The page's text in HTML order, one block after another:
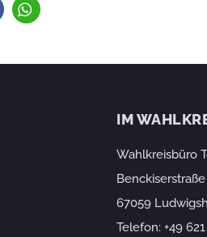
IM
Wahlkreisbüro
67059
Telefon: +49